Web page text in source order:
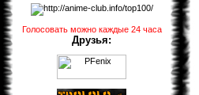
Голосовать можно каждые 24 часа
Друзья: